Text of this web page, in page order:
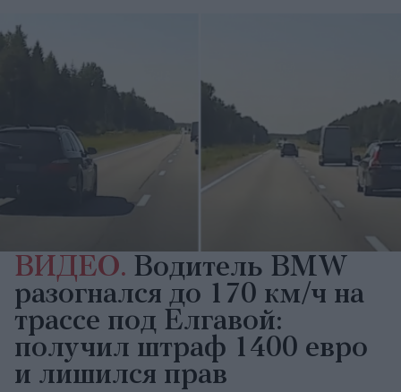
ВИДЕО. Водитель BMW
разогнался до 170 км/ч на
трассе под Елгавой:
получил штраф 1400 евро
и лишился прав